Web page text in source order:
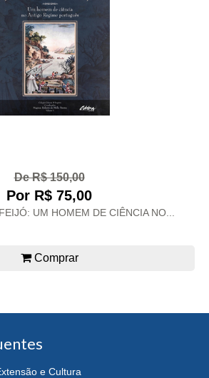
De R$ 150,00
Por R$ 75,00
UM HOMEM DE CIÊNCIA NO...
Comprar
e Cultura